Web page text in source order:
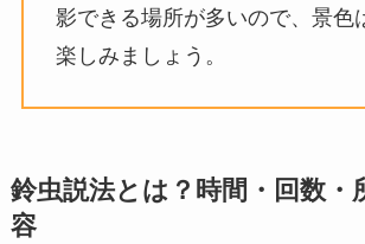
影できる場所が多いので、景色
楽しみましょう。
鈴虫説法とは？時間・回数・
容